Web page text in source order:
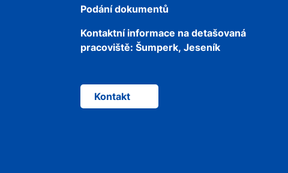
Podání dokumentů
Kontaktní informace na detašovaná
pracoviště: Šumperk, Jeseník
Kontakt